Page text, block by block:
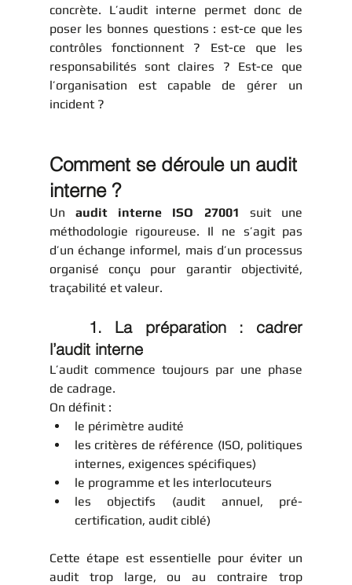
concrète. L’audit interne permet donc de
poser les bonnes questions : est-ce que les
contrôles fonctionnent ? Est-ce que les
responsabilités sont claires ? Est-ce que
l’organisation est capable de gérer un
incident ?
Comment se déroule un audit
interne ?
Un audit interne ISO 27001 suit une
méthodologie rigoureuse. Il ne s’agit pas
d’un échange informel, mais d’un processus
organisé conçu pour garantir objectivité,
traçabilité et valeur.
l’audit interne
L’audit commence toujours par une phase
de cadrage.
On définit :
le périmètre audité
les critères de référence (ISO, politiques
internes, exigences spécifiques)
le programme et les interlocuteurs
les objectifs (audit annuel, pré-
certification, audit ciblé)
Cette étape est essentielle pour éviter un
audit trop large, ou au contraire trop